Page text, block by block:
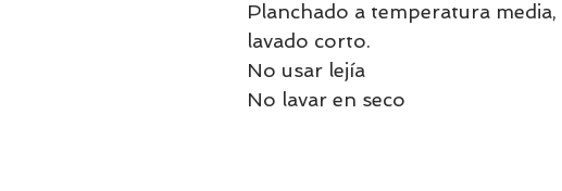
Planchado a temperatura
lavado corto.
No usar lejía
No lavar en seco